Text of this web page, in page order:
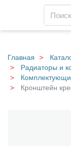
main
content
Главная
Радиаторы и
Кронштейн